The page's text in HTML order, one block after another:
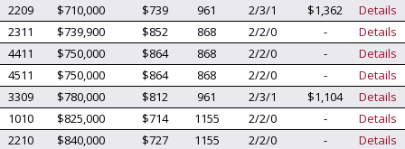
2209
$710,000 $739 961 2/3/1 $1,362
Details
2311
$739,900 $852 868 2/2/0 -
Details
4411
$750,000 $864 868 2/2/0 -
Details
4511
$750,000 $864 868 2/2/0 -
Details
3309
$780,000 $812 961 2/3/1 $1,104
Details
1010
$825,000 $714 1155 2/2/0 -
Details
2210
$840,000 $727 1155 2/2/0 -
Details